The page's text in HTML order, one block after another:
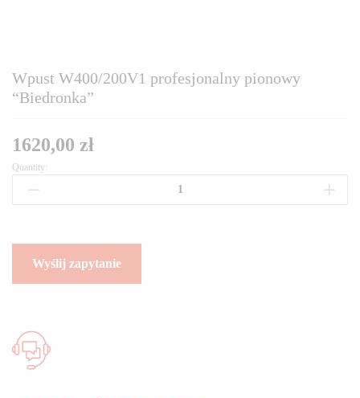
Wpust W400/200V1 profesjonalny pionowy
“Biedronka”
1620,00 zł
Quantity: